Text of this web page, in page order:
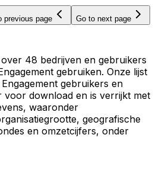
previous page Go to next page
48 bedrijven en gebruikers
gebruiken. Onze lijst
gebruikers en
voor download en is verrijkt met
waaronder
geografische
en omzetcijfers, onder